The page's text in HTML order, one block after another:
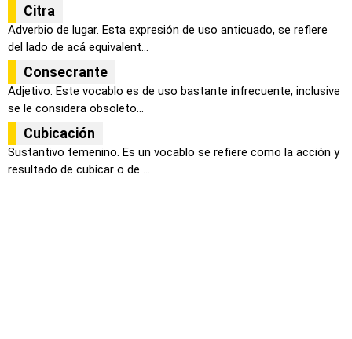
Citra
Adverbio de lugar. Esta expresión de uso anticuado, se refiere
del lado de acá equivalent...
Consecrante
Adjetivo. Este vocablo es de uso bastante infrecuente, inclusive
se le considera obsoleto...
Cubicación
Sustantivo femenino. Es un vocablo se refiere como la acción y
resultado de cubicar o de ...